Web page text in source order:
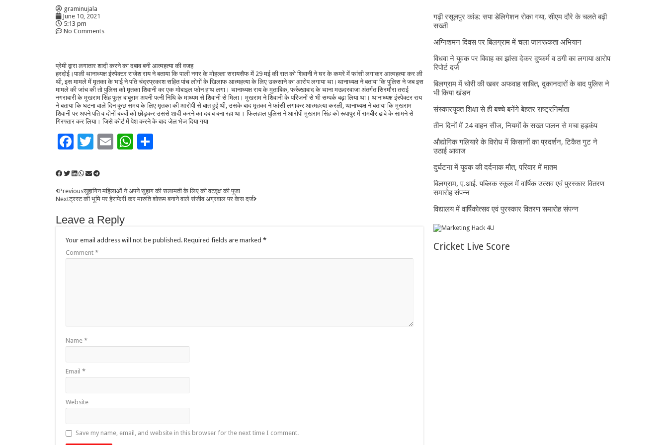
graminujala
June 10, 2021
5:13 pm
No Comments
प्रेमी द्वारा लगातार शादी करने का दबाव बनी आत्महत्या की वजह
हरदोई।पाली थानाध्यक्ष इंस्पेक्टर राजेश राय ने बताया कि पाली नगर के मोहल्ला सरायसैफ में 29 मई की रात को शिवानी ने घर के कमरे में फांसी लगाकर आत्महत्या कर ली
थी, इस मामले में मृतका के भाई ने पति चंद्रप्रकाश सहित पांच लोगों के खिलाफ आत्महत्या के लिए उकसाने का आरोप लगाया था।थानाध्यक्ष ने बताया कि पुलिस ने जब इस
मामले की जांच की तो पुलिस को मृतका शिवानी का एक मोबाइल फोन हाथ लगा। थानाध्यक्ष राय के मुताबिक, फर्रूखाबाद के थाना मऊदरवाजा अंतर्गत सिरमौरा तराई
नगराबारी के मुखराम सिंह पुत्र बाबूराम अपनी पत्नी निधि के माध्यम से शिवानी से मिला। मुखराम ने शिवानी के परिजनों से भी सम्पर्क बढ़ा लिया था। थानाध्यक्ष इंस्पेक्टर राय
ने बताया कि घटना वाले दिन कुछ समय के लिए मृतका की आरोपी से बात हुई थी, उसके बाद मृतका ने फांसी लगाकर आत्महत्या करली, थानाध्यक्ष ने बताया कि मुखराम
शिवानी पर अपने पति व दोनों बच्चों को छोड़कर उससे शादी करने का दबाब बना रहा था। फिलहाल पुलिस ने आरोपी मुखराम सिंह को रूपापुर में रामबीर ढावे के सामने से
गिरफ्तार कर लिया। जिसे कोर्ट में पेश करने के बाद जेल भेज दिया गया
Facebook
Twitter
EmailWhatsApp
Previousसुहागिन महिलाओं ने अपने सुहाग की सलामती के लिए की वटवृक्ष की पूजा
Nextट्रस्ट की भूमि पर हेराफेरी कर मारुति शोरूम बनाने वाले संजीव अग्रवाल पर केस दर्ज
Leave a Reply
Your email address will not be published. Required fields are marked *
Comment *
Name *
Email *
Website
Save my name, email, and website in this browser for the next time I comment.
गढ़ी रसूलपुर कांड: सपा डेलिगेशन रोका गया, सीएम दौरे के चलते बढ़ी
सख्ती
अग्निशमन दिवस पर बिलग्राम में चला जागरूकता अभियान
विधवा ने युवक पर विवाह का झांसा देकर दुष्कर्म व ठगी का लगाया आरोप
रिपोर्ट दर्ज
बिलग्राम में चोरी की खबर अफवाह साबित, दुकानदारों के बाद पुलिस ने
भी किया खंडन
संस्कारयुक्त शिक्षा से ही बच्चे बनेंगे बेहतर राष्ट्रनिर्माता
तीन दिनों में 24 वाहन सीज, नियमों के सख्त पालन से मचा हड़कंप
औद्योगिक गलियारे के विरोध में किसानों का प्रदर्शन, टिकैत गुट ने
उठाई आवाज
दुर्घटना में युवक की दर्दनाक मौत, परिवार में मातम
बिलग्राम, ए.आई. पब्लिक स्कूल में वार्षिक उत्सव एवं पुरस्कार वितरण
समारोह संपन्न
विद्यालय में वार्षिकोत्सव एवं पुरस्कार वितरण समारोह संपन्न
Cricket Live Score